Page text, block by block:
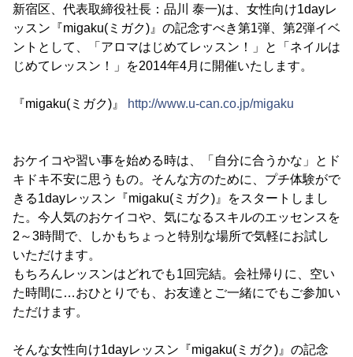
新宿区、代表取締役社長：品川 泰一)は、女性向け1dayレ
ッスン『migaku(ミガク)』の記念すべき第1弾、第2弾イベ
ントとして、「アロマはじめてレッスン！」と「ネイルは
じめてレッスン！」を2014年4月に開催いたします。
『migaku(ミガク)』 http://www.u-can.co.jp/migaku
おケイコや習い事を始める時は、「自分に合うかな」とド
キドキ不安に思うもの。そんな方のために、プチ体験がで
きる1dayレッスン『migaku(ミガク)』をスタートしまし
た。今人気のおケイコや、気になるスキルのエッセンスを
2～3時間で、しかもちょっと特別な場所で気軽にお試し
いただけます。
もちろんレッスンはどれでも1回完結。会社帰りに、空い
た時間に…おひとりでも、お友達とご一緒にでもご参加い
ただけます。
そんな女性向け1dayレッスン『migaku(ミガク)』の記念